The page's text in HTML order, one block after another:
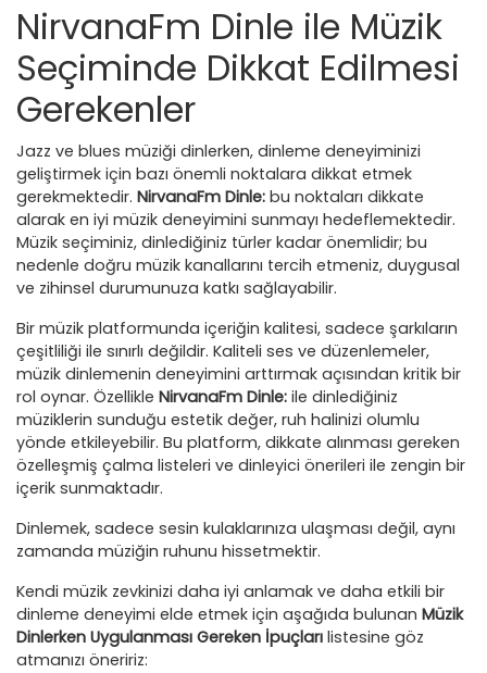
NirvanaFm Dinle ile Müzik
Seçiminde Dikkat Edilmesi
Gerekenler
Jazz ve blues müziği dinlerken, dinleme deneyiminizi
geliştirmek için bazı önemli noktalara dikkat etmek
gerekmektedir. NirvanaFm Dinle: bu noktaları dikkate
alarak en iyi müzik deneyimini sunmayı hedeflemektedir.
Müzik seçiminiz, dinlediğiniz türler kadar önemlidir; bu
nedenle doğru müzik kanallarını tercih etmeniz, duygusal
ve zihinsel durumunuza katkı sağlayabilir.
Bir müzik platformunda içeriğin kalitesi, sadece şarkıların
çeşitliliği ile sınırlı değildir. Kaliteli ses ve düzenlemeler,
müzik dinlemenin deneyimini arttırmak açısından kritik bir
rol oynar. Özellikle NirvanaFm Dinle: ile dinlediğiniz
müziklerin sunduğu estetik değer, ruh halinizi olumlu
yönde etkileyebilir. Bu platform, dikkate alınması gereken
özelleşmiş çalma listeleri ve dinleyici önerileri ile zengin bir
içerik sunmaktadır.
Dinlemek, sadece sesin kulaklarınıza ulaşması değil, aynı
zamanda müziğin ruhunu hissetmektir.
Kendi müzik zevkinizi daha iyi anlamak ve daha etkili bir
dinleme deneyimi elde etmek için aşağıda bulunan Müzik
Dinlerken Uygulanması Gereken İpuçları listesine göz
atmanızı öneririz: